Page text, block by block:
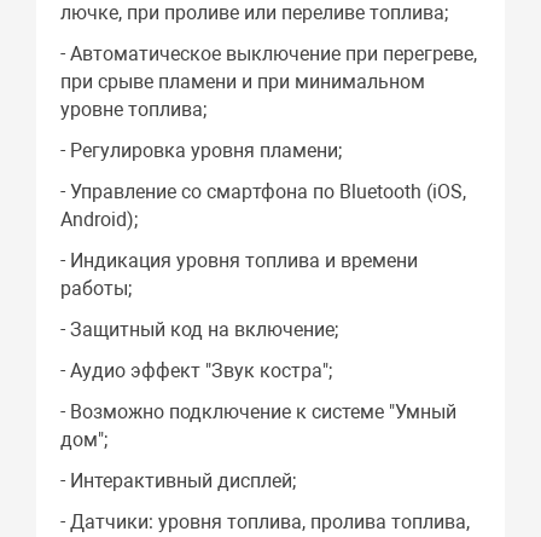
лючке, при проливе или переливе топлива;
- Автоматическое выключение при перегреве,
при срыве пламени и при минимальном
уровне топлива;
- Регулировка уровня пламени;
- Управление со смартфона по Bluetooth (iOS,
Android);
- Индикация уровня топлива и времени
работы;
- Защитный код на включение;
- Аудио эффект "Звук костра";
- Возможно подключение к системе "Умный
дом";
- Интерактивный дисплей;
- Датчики: уровня топлива, пролива топлива,